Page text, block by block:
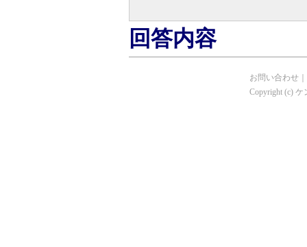
回答内容
お問い合わせ
Copyright (c) ケ